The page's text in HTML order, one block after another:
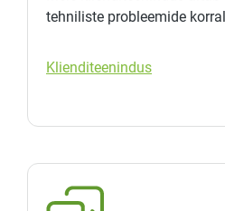
tehniliste probleemide
Klienditeenindus